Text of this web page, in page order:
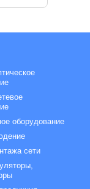
оборудование
сети